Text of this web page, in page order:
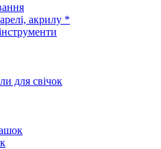
акрилу *
для свічок